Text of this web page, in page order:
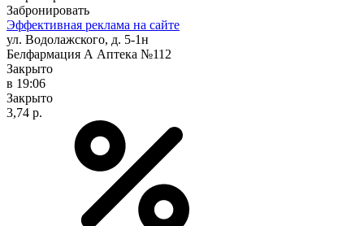
Забронировать
Эффективная реклама на сайте
ул. Водолажского, д. 5-1н
Белфармация А Аптека №112
Закрыто
в 19:06
Закрыто
3,74 р.